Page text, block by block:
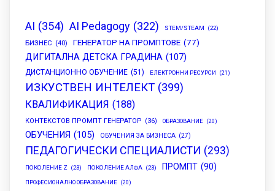
AI (354) AI Pedagogy (322) STEM/STEAM (22)
БИЗНЕС (40) ГЕНЕРАТОР НА ПРОМПТОВЕ (77)
ДИГИТАЛНА ДЕТСКА ГРАДИНА (107)
ДИСТАНЦИОННО ОБУЧЕНИЕ (51) ЕЛЕКТРОННИ РЕСУРСИ (21)
ИЗКУСТВЕН ИНТЕЛЕКТ (399)
КВАЛИФИКАЦИЯ (188)
КОНТЕКСТОВ ПРОМПТ ГЕНЕРАТОР (36) ОБРАЗОВАНИЕ (20)
ОБУЧЕНИЯ (105) ОБУЧЕНИЯ ЗА БИЗНЕСА (27)
ПЕДАГОГИЧЕСКИ СПЕЦИАЛИСТИ (293)
ПОКОЛЕНИЕ Z (23) ПОКОЛЕНИЕ АЛФА (23) ПРОМПТ (90)
ПРОФЕСИОНАЛНО ОБРАЗОВАНИЕ (20)